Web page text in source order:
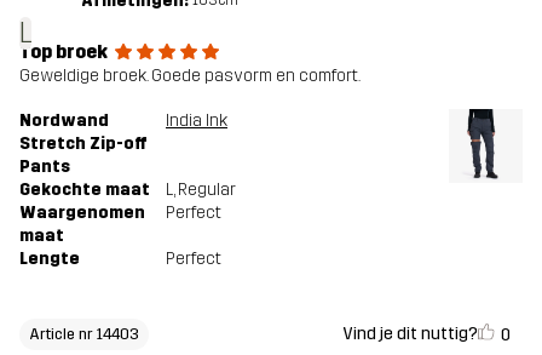
L
Top broek
Geweldige broek. Goede pasvorm en comfort.
Nordwand
Stretch Zip-off
Pants
India Ink
Gekochte maat L, Regular
Waargenomen
maat
Perfect
Lengte Perfect
Article nr 14403 Vind je dit nuttig? 0